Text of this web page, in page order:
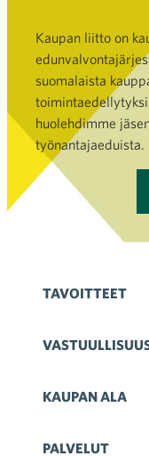
Kaupan liitto on
suomalaista
huolehdimme
työnantajaeduista.
TAVOITTEET
KAUPAN ALA
PALVELUT